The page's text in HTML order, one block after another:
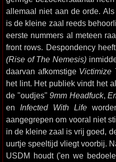
allemaal niet aan de orde.
is de kleine zaal reeds
eerste nummers al meteen
front rows. Despondency
(Rise of The Nemesis)
daarvan afkomstige Victimize
het lint. Het publiek vindt het
de "oudjes" 9mm Headfuck,
en Infected With Life
aangegrepen om vooral niet
in de kleine zaal is vrij goed,
uurtje speeltijd vliegt voorbij.
USDM houdt ('en we